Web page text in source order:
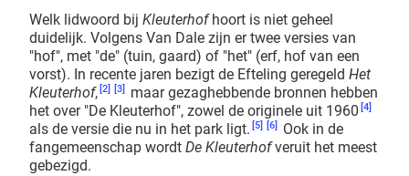
Welk lidwoord bij Kleuterhofhoort is niet geheel
duidelijk. Volgens Van Dale zijn er twee versies van
"hof", met "de" (tuin, gaard) of "het" (erf, hof van een
vorst). In recente jaren bezigt de Efteling geregeld Het
Kleuterhof, [2] [3]
maar gezaghebbende bronnen hebben
het over "De Kleuterhof", zowel de originele uit 1960 [4]
als de versie die nu in het park ligt. [5] [6]
Ook in de
fangemeenschap wordt De Kleuterhofveruit het meest
gebezigd.